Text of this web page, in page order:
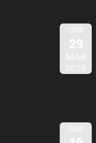
DIM
29
MAR
2020
DIM